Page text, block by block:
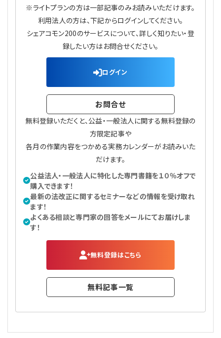
【連載】IT実務一問一答
※ライトプランの方は一部記事のみお読みいただけます。
利用法人の方は、下記からログインしてください。
シェアコモン200のサービスについて、詳しく知りたい・登
録したい方はお問合せください。
ログイン
お問合せ
無料登録いただくと、公益・一般法人に関する無料登録の
方限定記事や
各月の作業内容をつかめる実務カレンダーがお読みいた
だけます。
公益法人・一般法人に特化した専門書籍を１０％オフで
購入できます！
最新の法改正に関するセミナーなどの情報を受け取れ
ます！
よくある相談と専門家の回答をメールにてお届けしま
す！
無料登録はこちら
無料記事一覧